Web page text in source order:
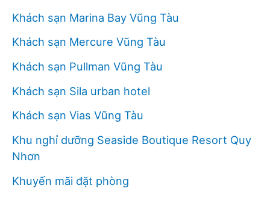
Khách sạn Marina Bay Vũng Tàu
Khách sạn Mercure Vũng Tàu
Khách sạn Pullman Vũng Tàu
Khách sạn Sila urban hotel
Khách sạn Vias Vũng Tàu
Khu nghỉ dưỡng Seaside Boutique Resort Quy
Nhơn
Khuyến mãi đặt phòng